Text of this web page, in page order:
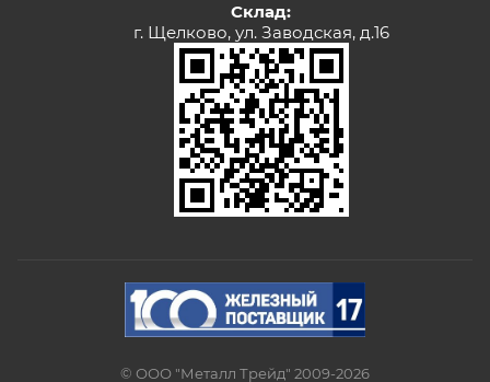
Склад:
г. Щелково, ул. Заводская, д.16
© ООО "Металл Трейд" 2009-2026